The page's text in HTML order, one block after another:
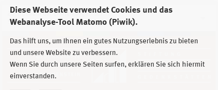
Diese Webseite verwendet Cookies und das
Webanalyse-Tool Matomo (Piwik).
Das hilft uns, um Ihnen ein gutes Nutzungserlebnis zu bieten
und unsere Website zu verbessern.
Wenn Sie durch unsere Seiten surfen, erklären Sie sich hiermit
einverstanden.
Zur Auswahl der Einrichtungen der
Stiftung Sächsische Gedenkstätten